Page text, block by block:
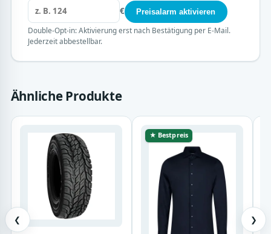
€
Preisalarm aktivieren
Double-Opt-in: Aktivierung erst nach Bestätigung per E-Mail.
Jederzeit abbestellbar.
Ähnliche Produkte
❮
★ Bestpreis
❯